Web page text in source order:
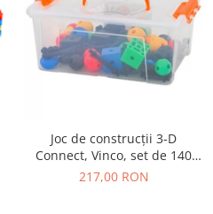
Joc de construcții 3-D
Connect, Vinco, set de 140
piese, multicolor
217,00 RON